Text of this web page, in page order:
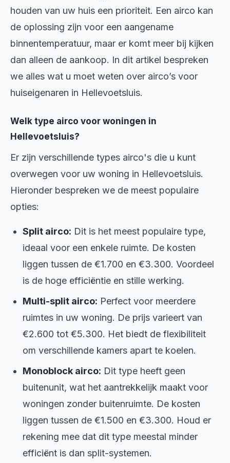
houden van uw huis een prioriteit. Een airco kan
de oplossing zijn voor een aangename
binnentemperatuur, maar er komt meer bij kijken
dan alleen de aankoop. In dit artikel bespreken
we alles wat u moet weten over airco’s voor
huiseigenaren in Hellevoetsluis.
Welk type airco voor woningen in
Hellevoetsluis?
Er zijn verschillende types airco's die u kunt
overwegen voor uw woning in Hellevoetsluis.
Hieronder bespreken we de meest populaire
opties:
Split airco: Dit is het meest populaire type,
ideaal voor een enkele ruimte. De kosten
liggen tussen de €1.700 en €3.300. Voordeel
is de hoge efficiëntie en stille werking.
Multi-split airco: Perfect voor meerdere
ruimtes in uw woning. De prijs varieert van
€2.600 tot €5.300. Het biedt de flexibiliteit
om verschillende kamers apart te koelen.
Monoblock airco: Dit type heeft geen
buitenunit, wat het aantrekkelijk maakt voor
woningen zonder buitenruimte. De kosten
liggen tussen de €1.500 en €3.300. Houd er
rekening mee dat dit type meestal minder
efficiënt is dan split-systemen.